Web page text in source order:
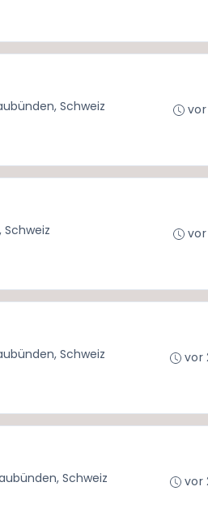
Schweiz
vor
Schweiz
vor
Schweiz
vor
Schweiz
vor